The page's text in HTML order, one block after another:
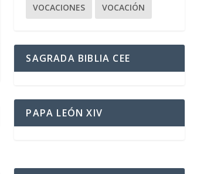
VOCACIONES VOCACIÓN
SAGRADA BIBLIA CEE
PAPA LEÓN XIV